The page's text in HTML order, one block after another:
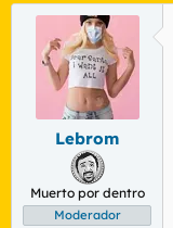
Lebrom
Muerto por dentro
Moderador